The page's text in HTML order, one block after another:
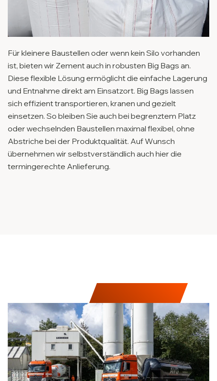
Für kleinere Baustellen oder wenn kein Silo vorhanden
ist, bieten wir Zement auch in robusten Big Bags an.
Diese flexible Lösung ermöglicht die einfache Lagerung
und Entnahme direkt am Einsatzort. Big Bags lassen
sich effizient transportieren, kranen und gezielt
einsetzen. So bleiben Sie auch bei begrenztem Platz
oder wechselnden Baustellen maximal flexibel, ohne
Abstriche bei der Produktqualität. Auf Wunsch
übernehmen wir selbstverständlich auch hier die
termingerechte Anlieferung.